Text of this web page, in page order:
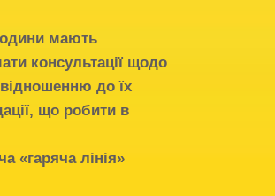
мають
консультації щодо
до їх
що робити в
«гаряча лінія»